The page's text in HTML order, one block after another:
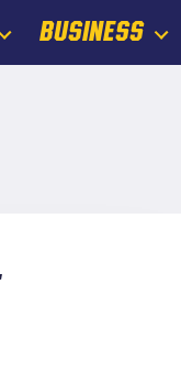
BUSINESS